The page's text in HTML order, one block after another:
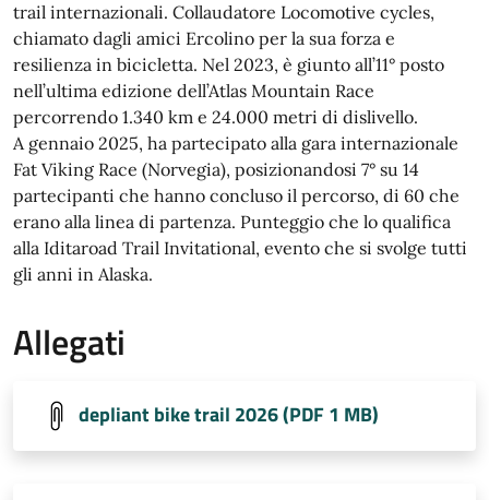
trail internazionali. Collaudatore Locomotive cycles,
chiamato dagli amici Ercolino per la sua forza e
resilienza in bicicletta. Nel 2023, è giunto all’11° posto
nell’ultima edizione dell’Atlas Mountain Race
percorrendo 1.340 km e 24.000 metri di dislivello.
A gennaio 2025, ha partecipato alla gara internazionale
Fat Viking Race (Norvegia), posizionandosi 7° su 14
partecipanti che hanno concluso il percorso, di 60 che
erano alla linea di partenza. Punteggio che lo qualifica
alla Iditaroad Trail Invitational, evento che si svolge tutti
gli anni in Alaska.
Allegati
depliant bike trail 2026 (PDF 1 MB)